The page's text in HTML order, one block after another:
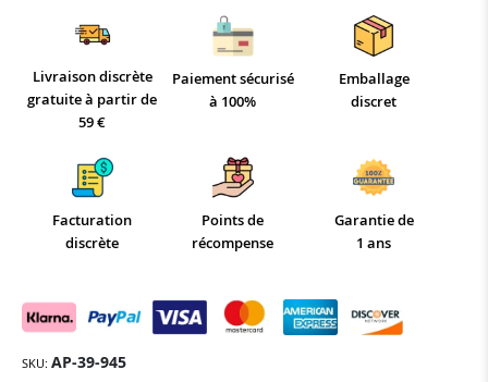
Livraison discrète
gratuite à partir de
59 €
Paiement sécurisé
à 100%
Emballage
discret
Facturation
discrète
Points de
récompense
Garantie de
1 ans
SKU AP-39-945